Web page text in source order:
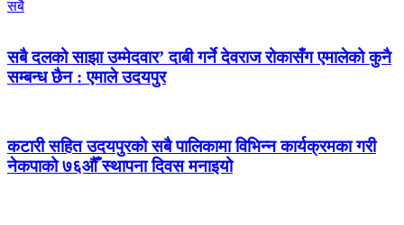
सबै
सबै दलको साझा उम्मेदवार’ दाबी गर्ने देवराज रोकासँग एमालेको कुनै
सम्बन्ध छैन : एमाले उदयपुर
कटारी सहित उदयपुरको सबै पालिकामा विभिन्न कार्यक्रमका गरी
नेकपाको ७६औँ स्थापना दिवस मनाइयो